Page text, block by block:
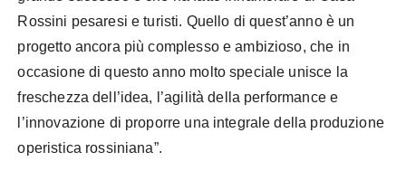
Rossini pesaresi e turisti. Quello di quest’anno è un
progetto ancora più complesso e ambizioso, che in
occasione di questo anno molto speciale unisce la
freschezza dell’idea, l’agilità della performance e
l’innovazione di proporre una integrale della produzione
operistica rossiniana”.